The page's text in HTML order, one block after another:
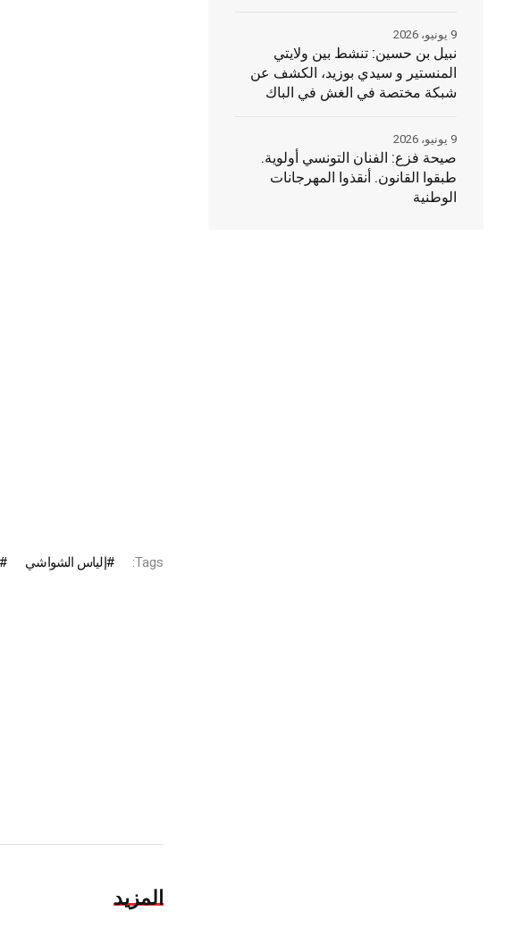
Tags: إلياس الشواشي
المزيد
نبيل بن حسين: تنشط بين ولايتي
المنستير و سيدي بوزيد، الكشف عن
شبكة مختصة في الغش في الباك
9 يونيو، 2026
صيحة فزع: الفنان التونسي أولوية.
طبقوا القانون. أنقذوا المهرجانات
الوطنية
9 يونيو، 2026